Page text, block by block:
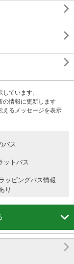



ています。
の情報に更新します
えるメッセージを表示
バス
ットバス
ッピングバス情報
り

